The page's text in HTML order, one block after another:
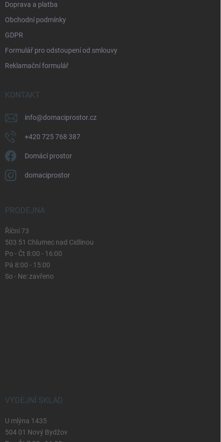
Doprava a platba
Obchodní podmínky
GDPR
Formulář pro odstoupení od smlouvy
Reklamační formulář
KONTAKT
info@domaciprostor.cz
+420 725 768 387
Domácí prostor
domaciprostor
PRODEJNA
Říční 73
503 51 Chlumec nad Cidlinou
Po - Čt 8:00 - 16:00
Pá 8:00 - 15:00
So - Ne: zavřeno
VÝDEJNÍ SKLAD
U mlýna 1435
504 01 Nový Bydžov